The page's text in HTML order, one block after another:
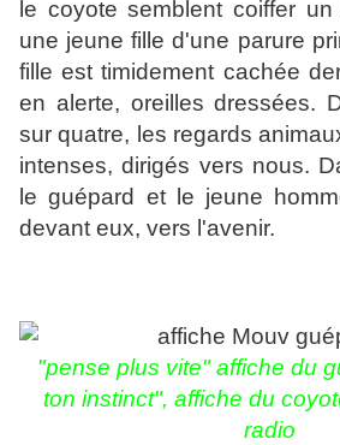
le coyote semblent coiffer
une jeune fille d'une parure
fille est timidement cachée
en alerte, oreilles dressées.
sur quatre, les regards
intenses, dirigés vers nous.
le guépard et le jeune
devant eux, vers l'avenir.
"pense plus vite" affiche du
ton instinct", affiche du
radio